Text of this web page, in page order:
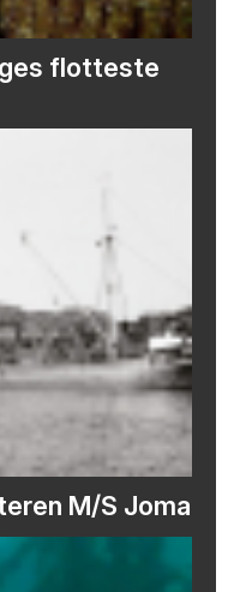
flotteste
M/S Joma